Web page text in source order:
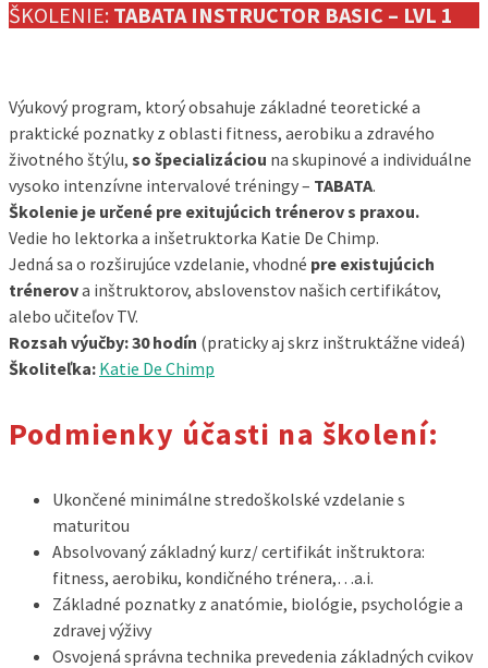
ŠKOLENIE: TABATA INSTRUCTOR BASIC – LVL 1
Výukový program, ktorý obsahuje základné teoretické a
praktické poznatky z oblasti fitness, aerobiku a zdravého
životného štýlu, so špecializáciou na skupinové a individuálne
vysoko intenzívne intervalové tréningy – TABATA.
Školenie je určené pre exitujúcich trénerov s praxou.
Vedie ho lektorka a inšetruktorka Katie De Chimp.
Jedná sa o rozširujúce vzdelanie, vhodné pre existujúcich
trénerova inštruktorov, abslovenstov našich certifikátov,
alebo učiteľov TV.
Rozsah výučby: 30 hodín (praticky aj skrz inštruktážne videá)
Školiteľka: Katie De Chimp
Podmienky účasti na školení:
Ukončené minimálne stredoškolské vzdelanie s
maturitou
Absolvovaný základný kurz/ certifikát inštruktora:
fitness, aerobiku, kondičného trénera,…a.i.
Základné poznatky z anatómie, biológie, psychológie a
zdravej výživy
Osvojená správna technika prevedenia základných cvikov